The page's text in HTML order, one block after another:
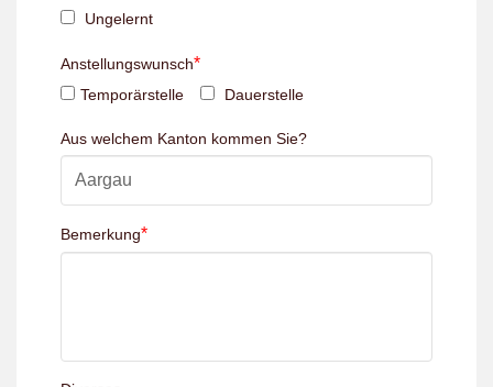
Ungelernt
Anstellungswunsch*
Temporärstelle Dauerstelle
Aus welchem Kanton kommen Sie?
Bemerkung*